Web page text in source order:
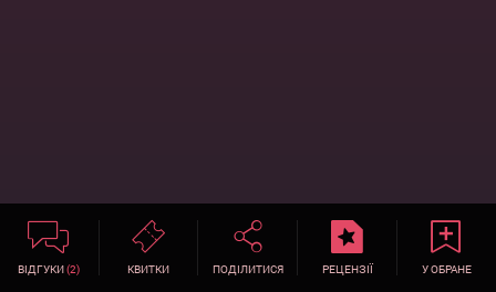
ВІДГУКИ(2) КВИТКИ ПОДІЛИТИСЯ РЕЦЕНЗІЇ У ОБРАНЕ